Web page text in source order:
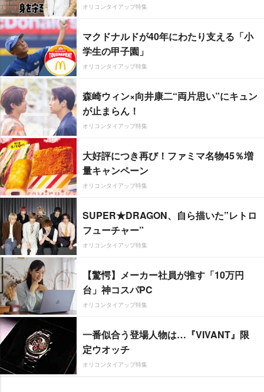
オリコンタイアップ特集
マクドナルドが40年にわたり支える「小
学生の甲子園」
オリコンタイアップ特集
森崎ウィン×向井康二“両片思い”にキュン
が止まらん！
オリコンタイアップ特集
大好評につき再び！ファミマ名物45％増
量キャンペーン
オリコンタイアップ特集
SUPER★DRAGON、自ら描いた”レトロ
フューチャー”
オリコンタイアップ特集
【驚愕】メーカー社員が推す「10万円
台」神コスパPC
オリコンタイアップ特集
一番似合う登場人物は…『VIVANT』限
定ウオッチ
オリコンタイアップ特集